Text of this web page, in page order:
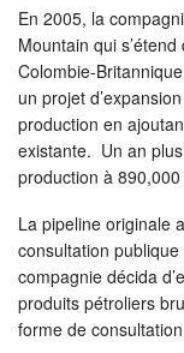
En 2005, la
Mountain qui
Colombie-
un projet
production en
existante. Un an
production à
La pipeline originale
consultation
compagnie décida
produits pétroliers
forme de